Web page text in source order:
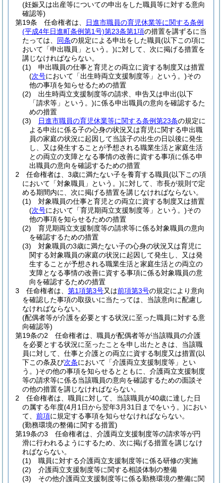
(妊娠又は出産等についての申出をした職員等に対する意向
確認等)
第19条
任命権者は、
日進市職員の育児休業等に関する条例
(平成4年日進町条例第1号)第23条第1項の措置を講ずるに当
たっては、 同条の規定による申出をした職員(以下この項に
おいて「申出職員」という。)に対して、次に掲げる措置を
講じなければならない。
(1)
申出職員の仕事と育児との両立に資する制度又は措置
(次号において「出生時両立支援制度等」という。)その
他の事項を知らせるための措置
(2)
出生時両立支援制度等の請求、申告又は申出(以下
「請求等」という。)に係る申出職員の意向を確認するた
めの措置
(3)
日進市職員の育児休業等に関する条例第23条の規定に
よる申出に係る子の心身の状況又は育児に関する申出職
員の家庭の状況に起因して当該子の出生の日以後に発生
し、又は発生することが予想される職業生活と家庭生活
との両立の支障となる事情の改善に資する事項に係る申
出職員の意向を確認するための措置
2
任命権者は、3歳に満たない子を養育する職員(以下この項
において「対象職員」という。)に対して、市長が規則で定
める期間内に、次に掲げる措置を講じなければならない。
(1)
対象職員の仕事と育児との両立に資する制度又は措置
(次号において「育児期両立支援制度等」という。)その
他の事項を知らせるための措置
(2)
育児期両立支援制度等の請求等に係る対象職員の意向
を確認するための措置
(3)
対象職員の3歳に満たない子の心身の状況又は育児に
関する対象職員の家庭の状況に起因して発生し、又は発
生することが予想される職業生活と家庭生活との両立の
支障となる事情の改善に資する事項に係る対象職員の意
向を確認するための措置
3
任命権者は、 第1項第3号又は前項第3号の規定により意向
を確認した事項の取扱いに当たっては、当該意向に配慮し
なければならない。
(配偶者等が介護を必要とする状況に至った職員に対する意
向確認等)
第19条の2
任命権者は、職員が配偶者等が当該職員の介護
を必要とする状況に至ったことを申し出たときは、当該職
員に対して、仕事と介護との両立に資する制度又は措置(以
下この条及び次条において「介護両立支援制度等」とい
う。)その他の事項を知らせるとともに、介護両立支援制度
等の請求等に係る当該職員の意向を確認するための面談そ
の他の措置を講じなければならない。
2
任命権者は、職員に対して、当該職員が40歳に達した日
の属する年度(4月1日から翌年3月31日までをいう。)におい
て、 前項に規定する事項を知らせなければならない。
(勤務環境の整備に関する措置)
第19条の3
任命権者は、介護両立支援制度等の請求等が円
滑に行われるようにするため、次に掲げる措置を講じなけ
ればならない。
(1)
職員に対する介護両立支援制度等に係る研修の実施
(2)
介護両立支援制度等に関する相談体制の整備
(3)
その他介護両立支援制度等に係る勤務環境の整備に関